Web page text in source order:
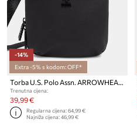
-14%
Extra -5% s kodom: OFF*
Torba U.S. Polo Assn. ARROWHEAD
Trenutna cijena:
39,99 €
Regularna cijena:64,99 €
Najniža cijena:46,99 €